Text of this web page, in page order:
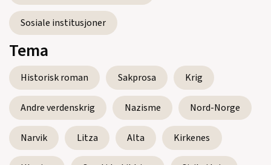
Sosiale institusjoner
Tema
Historisk roman Sakprosa Krig
Andre verdenskrig Nazisme Nord-Norge
Narvik Litza Alta Kirkenes